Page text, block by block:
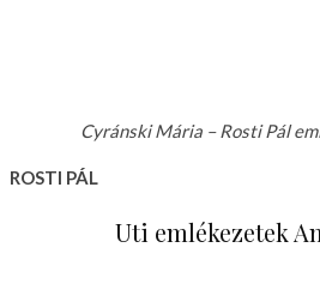
Cyránski Mária – Rosti Pál
ROSTI PÁL
Uti emlékezetek